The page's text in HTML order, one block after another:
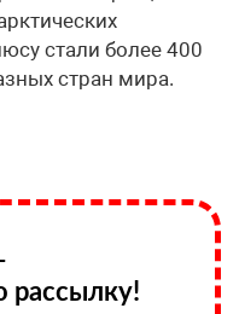
стали более 400
стран мира.
рассылку!